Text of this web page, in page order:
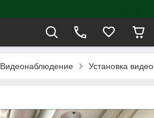
Видеонаблюдение Установка